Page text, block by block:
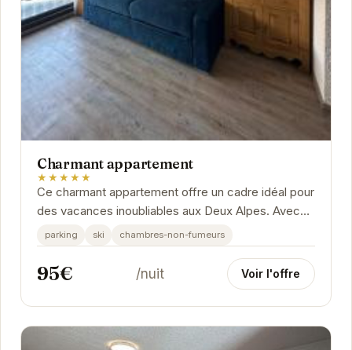
Charmant appartement
★★★★★
Ce charmant appartement offre un cadre idéal pour
des vacances inoubliables aux Deux Alpes. Avec
un accès facile aux pistes de ski et une vue...
parking ski chambres-non-fumeurs
95€ /nuit Voir l'offre